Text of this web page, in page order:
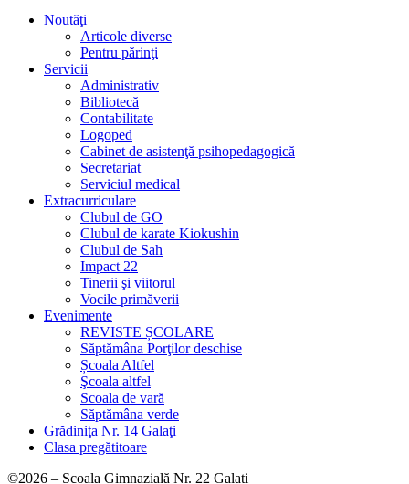
Noutăţi
Articole diverse
Pentru părinţi
Servicii
Administrativ
Bibliotecă
Contabilitate
Logoped
Cabinet de asistenţă psihopedagogică
Secretariat
Serviciul medical
Extracurriculare
Clubul de GO
Clubul de karate Kiokushin
Clubul de Sah
Impact 22
Tinerii şi viitorul
Vocile primăverii
Evenimente
REVISTE ȘCOLARE
Săptămâna Porţilor deschise
Școala Altfel
Şcoala altfel
Scoala de vară
Săptămâna verde
Grădiniţa Nr. 14 Galaţi
Clasa pregătitoare
©2026 – Școala Gimnazială Nr. 22 Galați